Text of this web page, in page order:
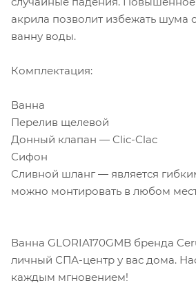
акрила позволит избежать шума
ванну воды.
Комплектация:
Ванна
Перелив щелевой
Донный клапан — Clic-Clac
Сифон
Сливной шланг — является
можно монтировать в любом
Ванна GLORIA170GMB бренда
личный СПА-центр у вас дома.
каждым мгновением!